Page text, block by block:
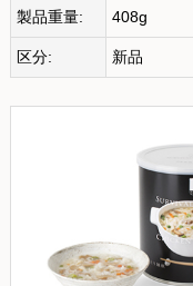
製品重量: 408g
区分: 新品